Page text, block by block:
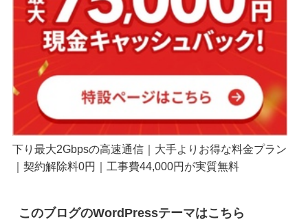
下り最大2Gbpsの高速通信｜大手よりお得な料金プラン
｜契約解除料0円｜工事費44,000円が実質無料
このブログのWordPressテーマはこちら